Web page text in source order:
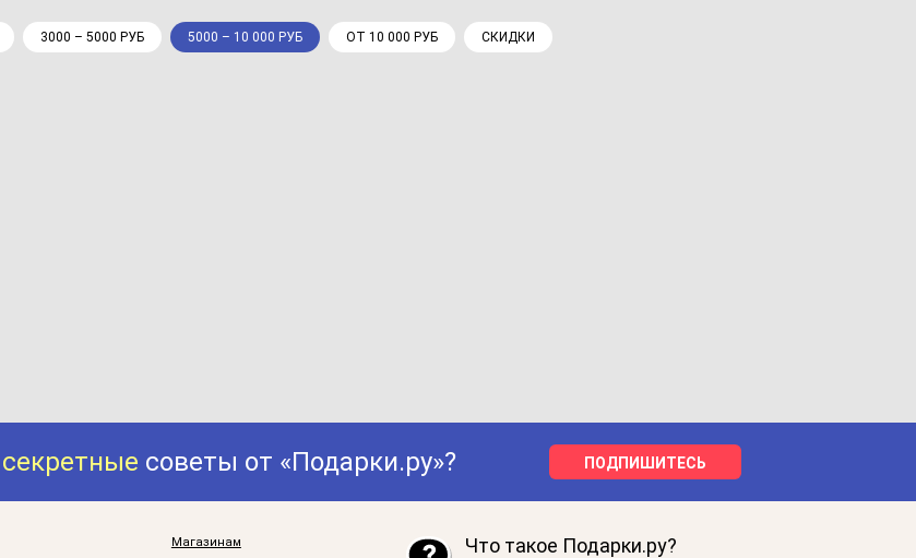
3000 – 5000 РУБ 5000 – 10 000 РУБ ОТ 10 000 РУБ СКИДКИ
секретные советы от «Подарки.ру»? ПОДПИШИТЕСЬ
Магазинам Что такое Подарки.ру?